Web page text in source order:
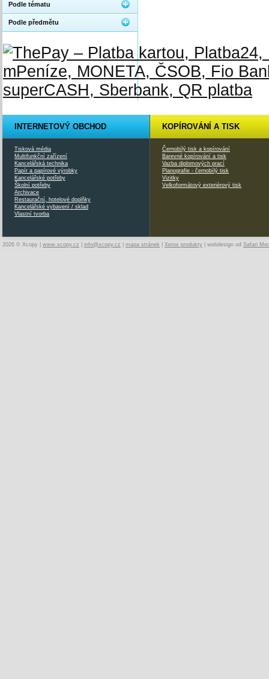
Podle tématu
Podle předmětu
INTERNETOVÝ OBCHOD
Tisková média
Multifunkční zařízení
Kancelářská technika
Papír a papírové výrobky
Kancelářské potřeby
Školní potřeby
Archivace
Restaurační, hotelové doplňky
Kancelářské vybavení / sklad
Vlastní tvorba
KOPÍROVÁNÍ A TISK
Černobílý tisk a kopírování
Barevné kopírování a tisk
Vazba diplomových prací
Planografie - černobílý tisk
Vizitky
Velkoformátový exteriérový tisk
2026 © Xcopy | www.xcopy.cz info@xcopy.cz mapa stránek Xerox produkty | webdesign od Safari